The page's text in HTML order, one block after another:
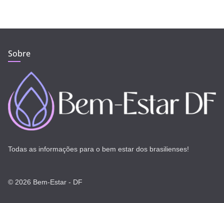
Sobre
Todas as informações para o bem estar dos brasilienses!
© 2026 Bem-Estar - DF